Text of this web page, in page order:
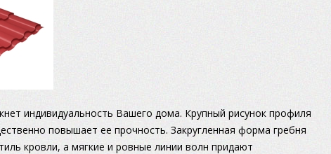
индивидуальность Вашего дома. Крупный рисунок профиля
повышает ее прочность. Закругленная форма гребня
кровли, а мягкие и ровные линии волн придают